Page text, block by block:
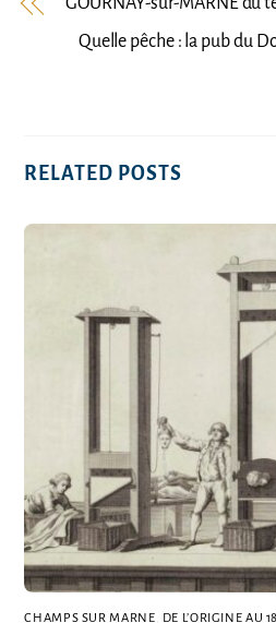
Quelle pêche : la pub du
RELATED POSTS
CHAMPS SUR MARNE DE L’ORIGINE AU